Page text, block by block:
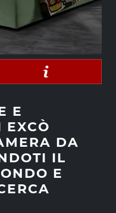
E
EXCÒ
DA
IL
E